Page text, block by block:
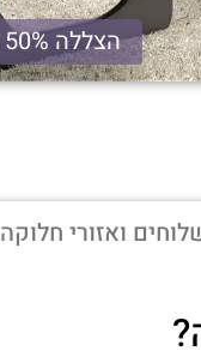
הצללה 50% עד 70%
ואזורי חלוקה